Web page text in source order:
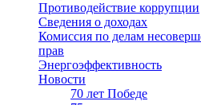
Противодействие коррупции
Сведения о доходах
Комиссия по делам
прав
Энергоэффективность
Новости
70 лет Победе